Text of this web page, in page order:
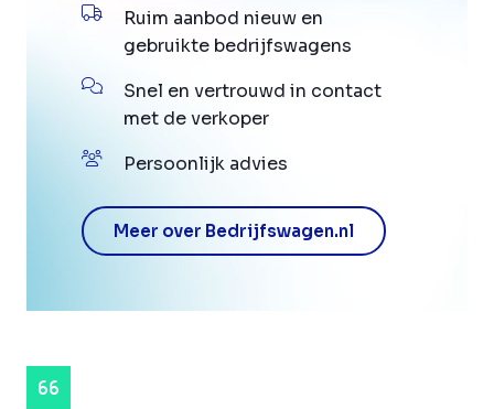
Ruim aanbod nieuw en
gebruikte bedrijfswagens
Snel en vertrouwd in contact
met de verkoper
Persoonlijk advies
Meer over Bedrijfswagen.nl